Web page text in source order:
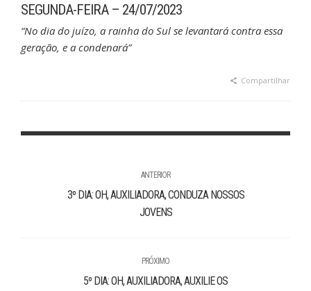
SEGUNDA-FEIRA – 24/07/2023
“No dia do juízo, a rainha do Sul se levantará contra essa
geração, e a condenará”
Compartilhar
ANTERIOR
3º DIA: OH, AUXILIADORA, CONDUZA NOSSOS
JOVENS
PRÓXIMO
5º DIA: OH, AUXILIADORA, AUXILIE OS